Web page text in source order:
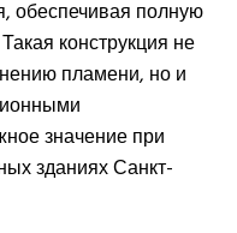
обеспечивая полную
конструкция не
пламени, но и
значение при
зданиях Санкт-